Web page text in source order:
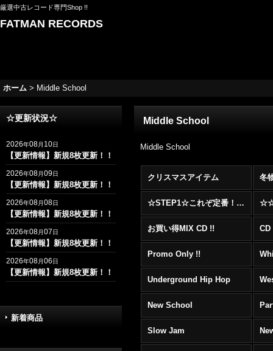
厳選中古レコード専門Shop !!
FATMAN RECORDS
ホーム > Middle School
☆更新状況☆
2026年08月 10日
【更新情報】新規8枚更新！！
2026年08月09日
【更新情報】新規8枚更新！！
2026年08月08日
【更新情報】新規8枚更新！！
2026年08月07日
【更新情報】新規8枚更新！！
2026年08月06日
【更新情報】新規8枚更新！！
新着商品
Middle School
Middle School
クリスマスアイテム 冬
☆STEP1☆これぞ定番！！まずはここから！2000年代R&BフロアヒットBest 100 !!!
お買い得MIX CD !!
Promo Only !!
Underground Hip Hop
New School
Slow Jam